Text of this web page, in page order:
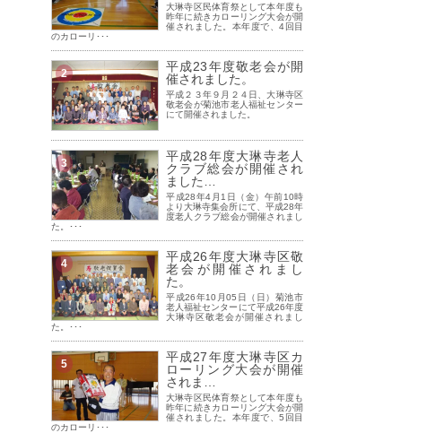
大琳寺区民体育祭として本年度も
昨年に続きカローリング大会が開
催されました。本年度で、4回目
のカローリ･･･
2
平成23年度敬老会が開
催されました。
平成２３年９月２４日、大琳寺区
敬老会が菊池市老人福祉センター
にて開催されました。
3
平成28年度大琳寺老人
クラブ総会が開催され
ました…
平成28年4月1日（金）午前10時
より大琳寺集会所にて、平成28年
度老人クラブ総会が開催されまし
た。･･･
4
平成26年度大琳寺区敬
老会が開催されまし
た。
平成26年10月05日（日）菊池市
老人福祉センターにて平成26年度
大琳寺区敬老会が開催されまし
た。･･･
5
平成27年度大琳寺区カ
ローリング大会が開催
されま…
大琳寺区民体育祭として本年度も
昨年に続きカローリング大会が開
催されました。本年度で、5回目
のカローリ･･･